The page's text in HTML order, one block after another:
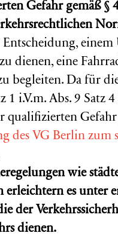
Gefahr gemäß §
dienen, eine
begleiten. Da für
1 i.V.m. Abs. 9 Satz
qualifizierten
des VG Berlin zum
wie
erleichtern es unter
der
dienen.